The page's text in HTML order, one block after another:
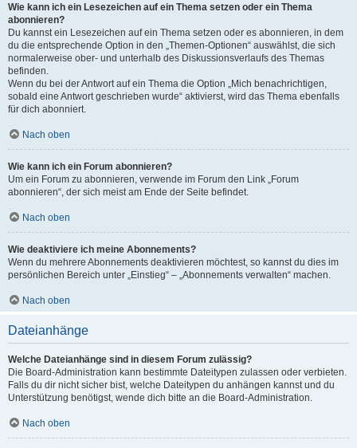
Wie kann ich ein Lesezeichen auf ein Thema setzen oder ein Thema
abonnieren?
Du kannst ein Lesezeichen auf ein Thema setzen oder es abonnieren, in dem
du die entsprechende Option in den „Themen-Optionen“ auswählst, die sich
normalerweise ober- und unterhalb des Diskussionsverlaufs des Themas
befinden.
Wenn du bei der Antwort auf ein Thema die Option „Mich benachrichtigen,
sobald eine Antwort geschrieben wurde“ aktivierst, wird das Thema ebenfalls
für dich abonniert.
Nach oben
Wie kann ich ein Forum abonnieren?
Um ein Forum zu abonnieren, verwende im Forum den Link „Forum
abonnieren“, der sich meist am Ende der Seite befindet.
Nach oben
Wie deaktiviere ich meine Abonnements?
Wenn du mehrere Abonnements deaktivieren möchtest, so kannst du dies im
persönlichen Bereich unter „Einstieg“ – „Abonnements verwalten“ machen.
Nach oben
Dateianhänge
Welche Dateianhänge sind in diesem Forum zulässig?
Die Board-Administration kann bestimmte Dateitypen zulassen oder verbieten.
Falls du dir nicht sicher bist, welche Dateitypen du anhängen kannst und du
Unterstützung benötigst, wende dich bitte an die Board-Administration.
Nach oben